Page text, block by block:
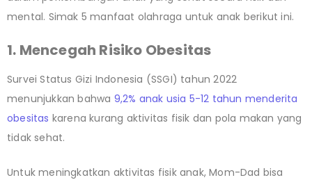
mental. Simak 5 manfaat olahraga untuk anak berikut ini.
1. Mencegah Risiko Obesitas
Survei Status Gizi Indonesia (SSGI) tahun 2022
menunjukkan bahwa 9,2% anak usia 5-12 tahun menderita
obesitas karena kurang aktivitas fisik dan pola makan yang
tidak sehat.
Untuk meningkatkan aktivitas fisik anak, Mom-Dad bisa